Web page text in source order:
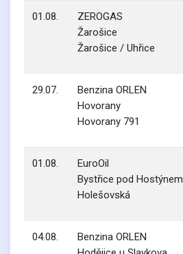
01.08.
ZEROGAS
Žarošice
Žarošice / Uhřice
29.07.
Benzina ORLEN
Hovorany
Hovorany 791
01.08.
EuroOil
Bystřice pod Hostýnem
Holešovská
04.08.
Benzina ORLEN